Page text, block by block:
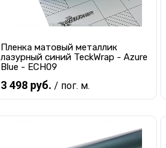
Пленка матовый металлик
лазурный синий TeckWrap - Azure
Blue - ECH09
3 498 руб. / пог. м.